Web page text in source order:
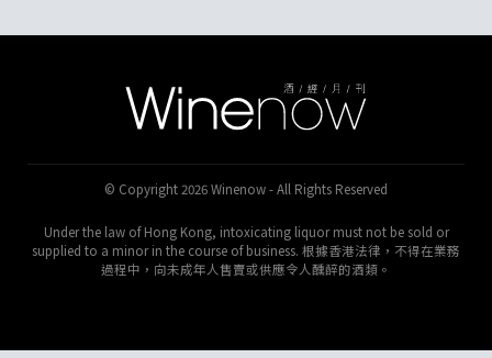
© Copyright 2026 Winenow - All Rights Reserved
Under the law of Hong Kong, intoxicating liquor must not be sold or
supplied to a minor in the course of business. 根據香港法律，不得在業務
過程中，向未成年人售賣或供應令人醺醉的酒類。